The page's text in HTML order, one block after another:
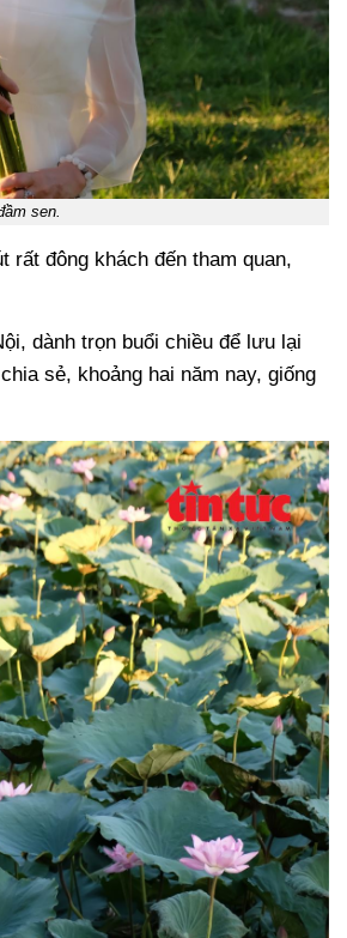
sen.
rất đông khách đến tham quan,
dành trọn buổi chiều để lưu lại
sẻ, khoảng hai năm nay, giống